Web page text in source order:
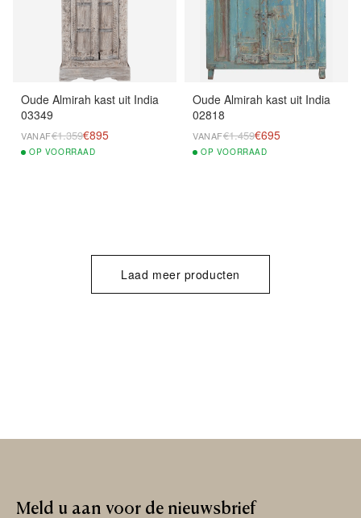
Oude Almirah kast uit India
03349
VANAF€1.359€895
OP VOORRAAD
Oude Almirah kast uit India
02818
VANAF€1.459€695
OP VOORRAAD
Laad meer producten
Meld u aan voor de nieuwsbrief